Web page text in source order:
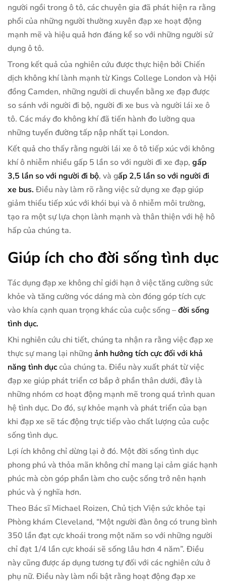
người ngồi trong ô tô, các chuyên gia đã phát hiện ra rằng
phổi của những người thường xuyên đạp xe hoạt động
mạnh mẽ và hiệu quả hơn đáng kể so với những người sử
dụng ô tô.
Trong kết quả của nghiên cứu được thực hiện bởi Chiến
dịch không khí lành mạnh từ Kings College London và Hội
đồng Camden, những người di chuyển bằng xe đạp được
so sánh với người đi bộ, người đi xe bus và người lái xe ô
tô. Các máy đo không khí đã tiến hành đo lường qua
những tuyến đường tấp nập nhất tại London.
Kết quả cho thấy rằng người lái xe ô tô tiếp xúc với không
khí ô nhiễm nhiều gấp 5 lần so với người đi xe đạp, gấp
3,5 lần so với người đi bộ, và gấp 2,5 lần so với người đi
xe bus. Điều này làm rõ rằng việc sử dụng xe đạp giúp
giảm thiểu tiếp xúc với khói bụi và ô nhiễm môi trường,
tạo ra một sự lựa chọn lành mạnh và thân thiện với hệ hô
hấp của chúng ta.
Giúp ích cho đời sống tình dục
Tác dụng đạp xe không chỉ giới hạn ở việc tăng cường sức
khỏe và tăng cường vóc dáng mà còn đóng góp tích cực
vào khía cạnh quan trọng khác của cuộc sống –đời sống
tình dục.
Khi nghiên cứu chi tiết, chúng ta nhận ra rằng việc đạp xe
thực sự mang lại nhữngảnh hưởng tích cực đối với khả
năng tình dụccủa chúng ta. Điều này xuất phát từ việc
đạp xe giúp phát triển cơ bắp ở phần thân dưới, đây là
những nhóm cơ hoạt động mạnh mẽ trong quá trình quan
hệ tình dục. Do đó, sự khỏe mạnh và phát triển của bạn
khi đạp xe sẽ tác động trực tiếp vào chất lượng của cuộc
sống tình dục.
Lợi ích không chỉ dừng lại ở đó. Một đời sống tình dục
phong phú và thỏa mãn không chỉ mang lại cảm giác hạnh
phúc mà còn góp phần làm cho cuộc sống trở nên hạnh
phúc và ý nghĩa hơn.
Theo Bác sĩ Michael Roizen, Chủ tịch Viện sức khỏe tại
Phòng khám Cleveland, “Một người đàn ông có trung bình
350 lần đạt cực khoái trong một năm so với những người
chỉ đạt 1/4 lần cực khoái sẽ sống lâu hơn 4 năm”. Điều
này cũng được áp dụng tương tự đối với các nghiên cứu ở
phụ nữ. Điều này làm nổi bật rằng hoạt động đạp xe